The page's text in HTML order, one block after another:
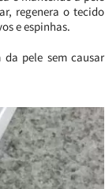
regenera o tecido
e espinhas.
pele sem causar